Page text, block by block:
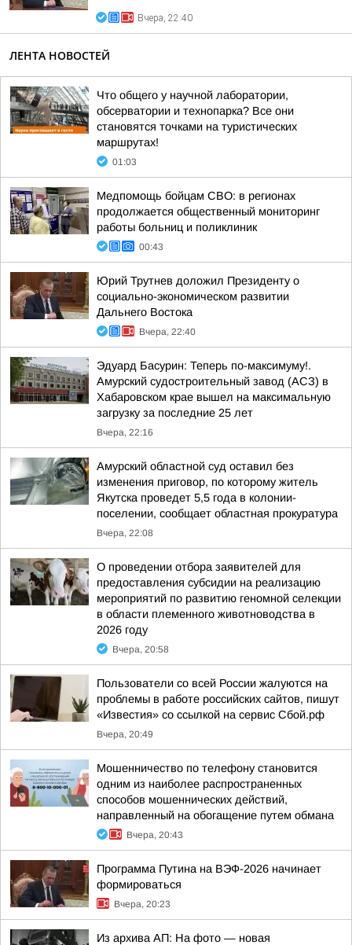
Вчера, 22:40
ЛЕНТА НОВОСТЕЙ
Что общего у научной лаборатории,
обсерватории и технопарка? Все они
становятся точками на туристических
маршрутах!
01:03
Медпомощь бойцам СВО: в регионах
продолжается общественный мониторинг
работы больниц и поликлиник
00:43
Юрий Трутнев доложил Президенту о
социально-экономическом развитии
Дальнего Востока
Вчера, 22:40
Эдуард Басурин: Теперь по-максимуму!.
Амурский судостроительный завод (АСЗ) в
Хабаровском крае вышел на максимальную
загрузку за последние 25 лет
Вчера, 22:16
Амурский областной суд оставил без
изменения приговор, по которому житель
Якутска проведет 5,5 года в колонии-
поселении, сообщает областная прокуратура
Вчера, 22:08
О проведении отбора заявителей для
предоставления субсидии на реализацию
мероприятий по развитию геномной селекции
в области племенного животноводства в
2026 году
Вчера, 20:58
Пользователи со всей России жалуются на
проблемы в работе российских сайтов, пишут
«Известия» со ссылкой на сервис Сбой.рф
Вчера, 20:49
Мошенничество по телефону становится
одним из наиболее распространенных
способов мошеннических действий,
направленный на обогащение путем обмана
Вчера, 20:43
Программа Путина на ВЭФ-2026 начинает
формироваться
Вчера, 20:23
Из архива АП: На фото — новая